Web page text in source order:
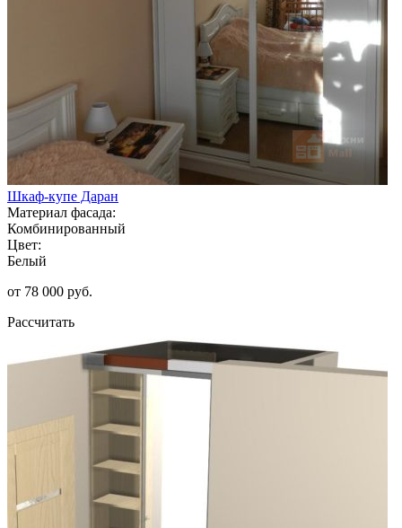
Шкаф-купе Даран
Материал фасада:
Комбинированный
Цвет:
Белый
от 78 000 руб.
Рассчитать